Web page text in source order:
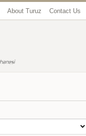
About Turuz Contact Us